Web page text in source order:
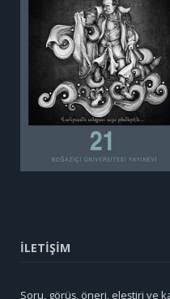
İLETİŞİM
Soru, görüş, öneri, eleştiri ve